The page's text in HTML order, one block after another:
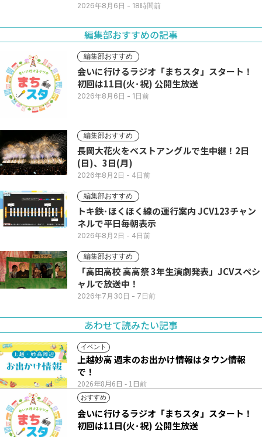
2026年8月6日 - 18時間前
編集部おすすめの記事
編集部おすすめ
会いに行けるラジオ「まちスタ」スタート！
初回は11日(火･祝) 公開生放送
2026年8月6日 - 1日前
編集部おすすめ
長岡大花火をベストアングルで生中継！2日
(日)、3日(月)
2026年8月2日 - 4日前
編集部おすすめ
トキ鉄･ほくほく線の運行案内 JCV123チャン
ネルで平日毎朝表示
2026年8月2日 - 4日前
編集部おすすめ
「高田高校 高高祭 3年生演劇発表」JCVスペシ
ャルで放送中！
2026年7月30日 - 7日前
あわせて読みたい記事
イベント
2026年8月6日 - 1日前
上越妙高 週末のお出かけ情報はタウン情報
で！
おすすめ
会いに行けるラジオ「まちスタ」スタート！
初回は11日(火･祝) 公開生放送